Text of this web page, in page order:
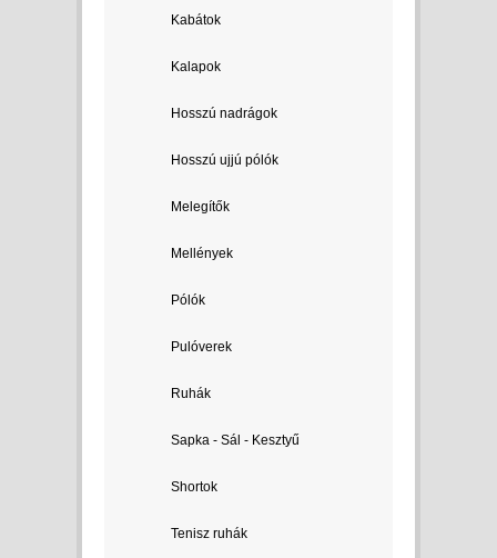
Kabátok
Kalapok
Hosszú nadrágok
Hosszú ujjú pólók
Melegítők
Mellények
Pólók
Pulóverek
Ruhák
Sapka - Sál - Kesztyű
Shortok
Tenisz ruhák